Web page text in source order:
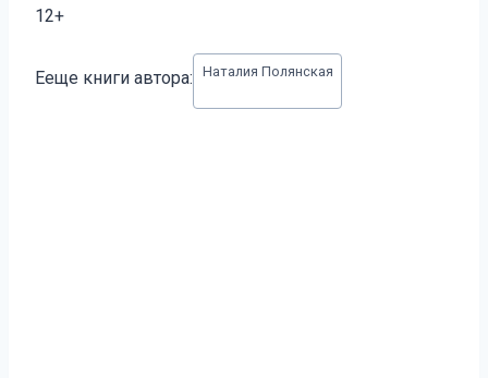
12+
записи:
Ееще книги автора: Наталия Полянская